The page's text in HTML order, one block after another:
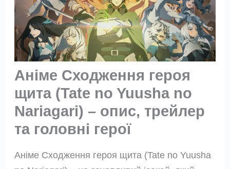
Аніме Сходження героя
щита (Tate no Yuusha no
Nariagari) – опис, трейлер
та головні герої
Аніме Сходження героя щита (Tate no Yuusha